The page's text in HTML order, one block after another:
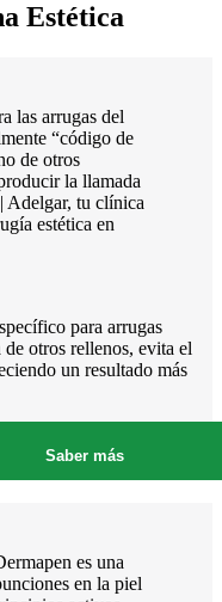
Estética
para arrugas
otros rellenos, evita el
un resultado más
Saber más